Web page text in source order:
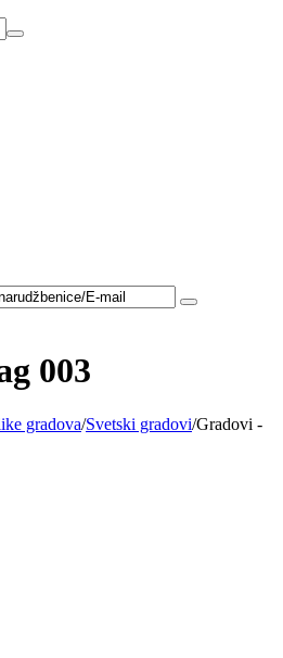
003
gradova/Svetski gradovi/Gradovi -